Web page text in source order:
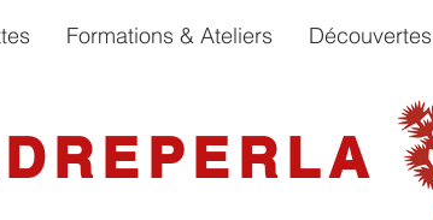
Formations & Ateliers Découvertes